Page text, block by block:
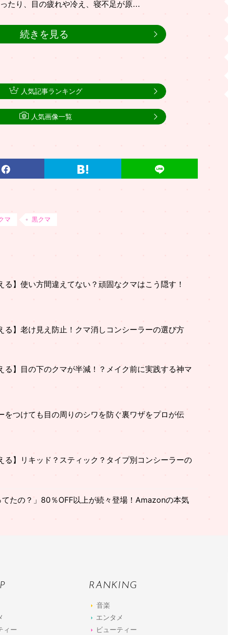
たり、目の疲れや冷え、寝不足が原…
続きを見る
マ 黒クマ
る】使い方間違えてない？頑固なクマはこう隠す！
る】老け見え防止！クマ消しコンシーラーの選び方
る】目の下のクマが半減！？メイク前に実践する神マ
をつけても目の周りのシワを防ぐ裏ワザをプロが伝
る】リキッド？スティック？タイプ別コンシーラーの
てたの？」80％OFF以上が続々登場！Amazonの本気
人気記事ランキング
人気画像一覧
ィー
RANKING
音楽
エンタメ
ビューティー